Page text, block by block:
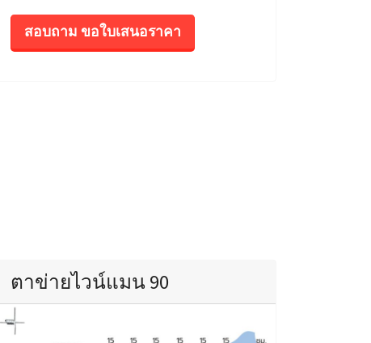
สอบถาม ขอใบเสนอราคา
ตาข่ายไวน์แมน 90